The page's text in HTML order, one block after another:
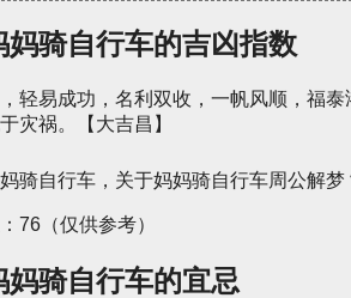
妈骑自行车的吉凶指数
轻易成功，名利双收，一帆风顺，福
灾祸。【大吉昌】
76（仅供参考）
妈骑自行车的宜忌